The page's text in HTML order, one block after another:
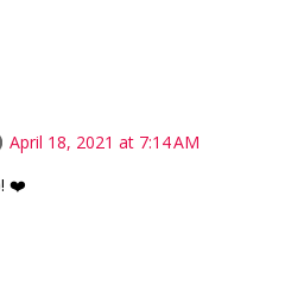
April 18, 2021 at 7:14 AM
❤️